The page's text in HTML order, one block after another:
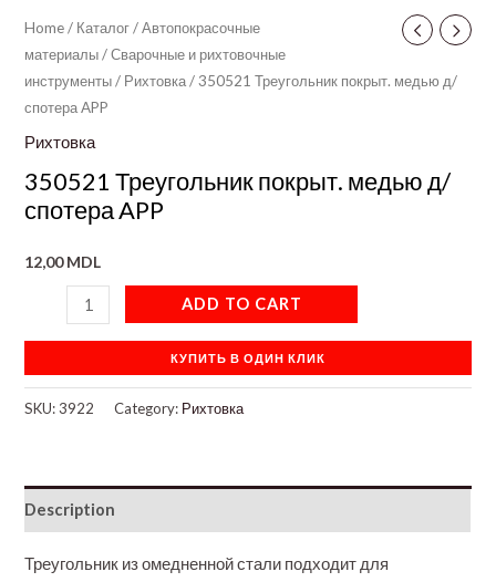
Home/ Каталог/Автопокрасочные
материалы/Сварочные и рихтовочные
инструменты/ Рихтовка/ 350521 Треугольник покрыт. медью д/
спотера APP
Рихтовка
350521 Треугольник покрыт. медью д/
спотера APP
12,00MDL
ADD TO CART
КУПИТЬ В ОДИН КЛИК
SKU:3922 Category: Рихтовка
Description
Треугольник из омедненной стали подходит для